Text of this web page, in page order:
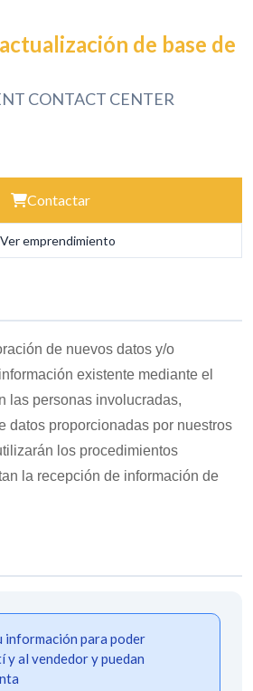
de base de
CONTACT CENTER
Contactar
Ver emprendimiento
de nuevos datos y/o
existente mediante el
las personas involucradas,
datos proporcionadas por nuestros
los procedimientos
la recepción de información de
información para poder
y al vendedor y puedan